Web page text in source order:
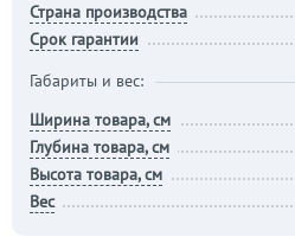
Страна производства
Срок гарантии
Габариты и вес:
Ширина товара, см
Глубина товара, см
Высота товара, см
Вес